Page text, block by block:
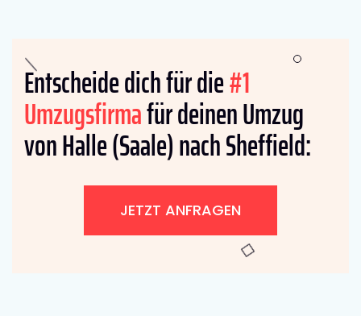
Entscheide dich für die#1
Umzugsfirmafür deinen Umzug
von Halle (Saale) nach Sheffield:
JETZT ANFRAGEN